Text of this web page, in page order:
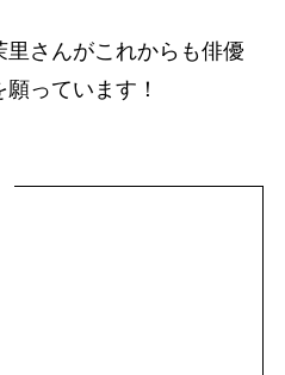
さんがこれからも俳優
っています！